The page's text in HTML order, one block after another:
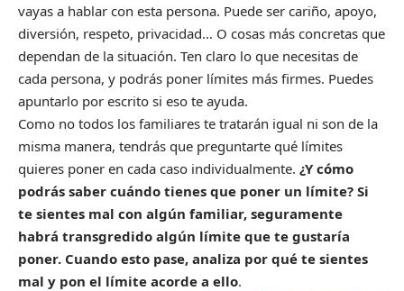
vayas a hablar con esta persona. Puede ser cariño, apoyo,
diversión, respeto, privacidad… O cosas más concretas que
dependan de la situación. Ten claro lo que necesitas de
cada persona, y podrás poner límites más firmes. Puedes
apuntarlo por escrito si eso te ayuda.
Como no todos los familiares te tratarán igual ni son de la
misma manera, tendrás que preguntarte qué límites
quieres poner en cada caso individualmente. ¿Y cómo
podrás saber cuándo tienes que poner un límite? Si
te sientes mal con algún familiar, seguramente
habrá transgredido algún límite que te gustaría
poner. Cuando esto pase, analiza por qué te sientes
mal y pon el límite acorde a ello.